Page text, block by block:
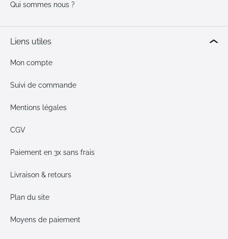
Qui sommes nous ?
Liens utiles
Mon compte
Suivi de commande
Mentions légales
CGV
Paiement en 3x sans frais
Livraison & retours
Plan du site
Moyens de paiement